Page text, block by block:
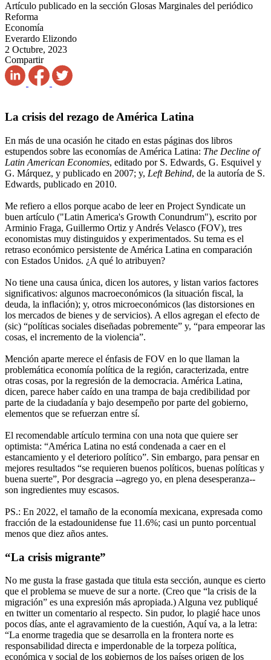
Artículo publicado en la sección Glosas Marginales del periódico
Reforma
Economía
Everardo Elizondo
2 Octubre, 2023
Compartir
La crisis del rezago de América Latina
En más de una ocasión he citado en estas páginas dos libros
estupendos sobre las economías de América Latina: The Decline of
Latin American Economies, editado por S. Edwards, G. Esquivel y
G. Márquez, y publicado en 2007; y, Left Behind, de la autoría de S.
Edwards, publicado en 2010.
Me refiero a ellos porque acabo de leer en Project Syndicate un
buen artículo ("Latin America's Growth Conundrum"), escrito por
Arminio Fraga, Guillermo Ortiz y Andrés Velasco (FOV), tres
economistas muy distinguidos y experimentados. Su tema es el
retraso económico persistente de América Latina en comparación
con Estados Unidos. ¿A qué lo atribuyen?
No tiene una causa única, dicen los autores, y listan varios factores
significativos: algunos macroeconómicos (la situación fiscal, la
deuda, la inflación); y, otros microeconómicos (las distorsiones en
los mercados de bienes y de servicios). A ellos agregan el efecto de
(sic) “políticas sociales diseñadas pobremente” y, “para empeorar las
cosas, el incremento de la violencia”.
Mención aparte merece el énfasis de FOV en lo que llaman la
problemática economía política de la región, caracterizada, entre
otras cosas, por la regresión de la democracia. América Latina,
dicen, parece haber caído en una trampa de baja credibilidad por
parte de la ciudadanía y bajo desempeño por parte del gobierno,
elementos que se refuerzan entre sí.
El recomendable artículo termina con una nota que quiere ser
optimista: “América Latina no está condenada a caer en el
estancamiento y el deterioro político”. Sin embargo, para pensar en
mejores resultados “se requieren buenos políticos, buenas políticas y
buena suerte”, Por desgracia --agrego yo, en plena desesperanza--
son ingredientes muy escasos.
PS.: En 2022, el tamaño de la economía mexicana, expresada como
fracción de la estadounidense fue 11.6%; casi un punto porcentual
menos que diez años antes.
“La crisis migrante”
No me gusta la frase gastada que titula esta sección, aunque es cierto
que el problema se mueve de sur a norte. (Creo que “la crisis de la
migración” es una expresión más apropiada.) Alguna vez publiqué
en twitter un comentario al respecto. Sin pudor, lo plagié hace unos
pocos días, ante el agravamiento de la cuestión, Aquí va, a la letra:
“La enorme tragedia que se desarrolla en la frontera norte es
responsabilidad directa e imperdonable de la torpeza política,
económica y social de los gobiernos de los países origen de los